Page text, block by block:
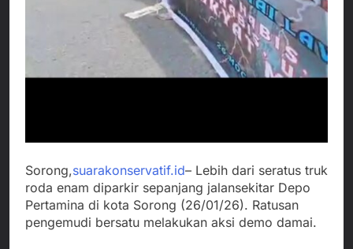
Sorong,suarakonservatif.id– Lebih dari seratus truk
roda enam diparkir sepanjang jalansekitar Depo
Pertamina di kota Sorong (26/01/26). Ratusan
pengemudi bersatu melakukan aksi demo damai.